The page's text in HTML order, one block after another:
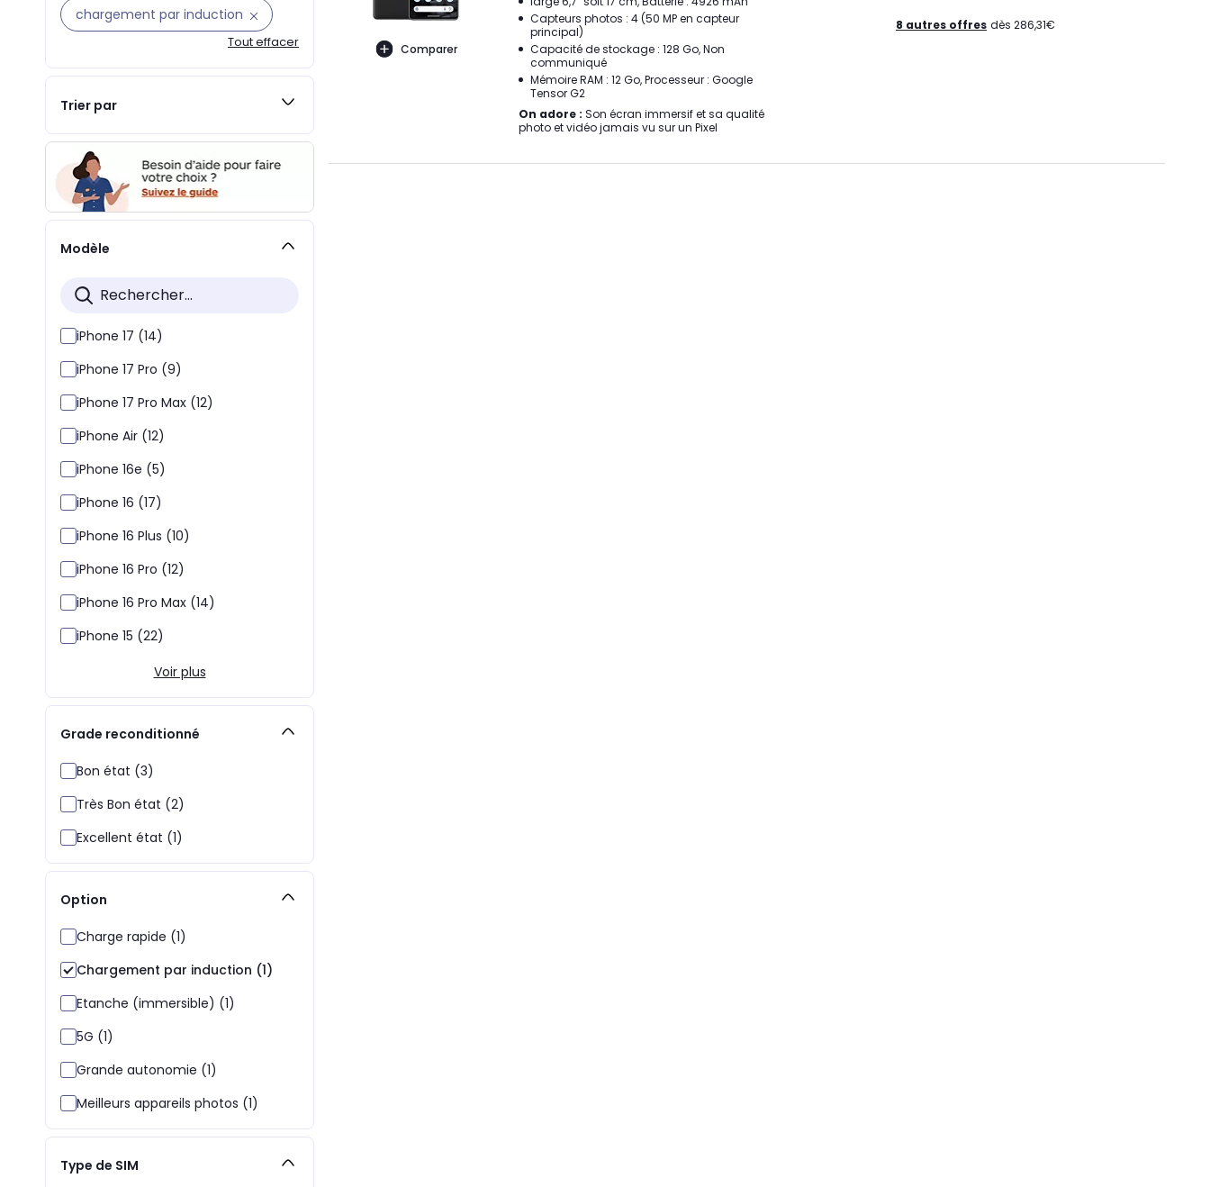
chargement par induction
Tout effacer
Trier par
Modèle
iPhone 17 (14)
iPhone 17 Pro (9)
iPhone 17 Pro Max (12)
iPhone Air (12)
iPhone 16e (5)
iPhone 16 (17)
iPhone 16 Plus (10)
iPhone 16 Pro (12)
iPhone 16 Pro Max (14)
iPhone 15 (22)
Voir plus
Grade reconditionné
Bon état (3)
Très Bon état (2)
Excellent état (1)
Option
Charge rapide (1)
Chargement par induction (1)
Etanche (immersible) (1)
5G (1)
Grande autonomie (1)
Meilleurs appareils photos (1)
Type de SIM
Comparer
Capteurs photos : 4 (50 MP en capteur
principal)
Capacité de stockage : 128 Go, Non
communiqué
Mémoire RAM : 12 Go, Processeur : Google
Tensor G2
On adore : Son écran immersif et sa qualité
photo et vidéo jamais vu sur un Pixel
8 autres offres dès 286,31€